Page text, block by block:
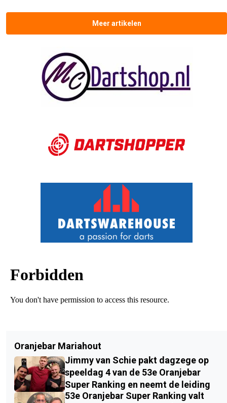
Meer artikelen
Oranjebar Mariahout
Jimmy van Schie pakt dagzege op
speeldag 4 van de 53e Oranjebar
Super Ranking en neemt de leiding
53e Oranjebar Super Ranking valt